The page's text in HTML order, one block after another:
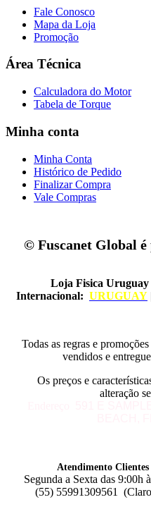
Fale Conosco
Mapa da Loja
Promoção
Área Técnica
Calculadora do Motor
Tabela de Torque
Minha conta
Minha Conta
Histórico de Pedido
Finalizar Compra
Vale Compras
© Fuscanet Global é
Loja Fisica Uruguay
Internacional: URUGUAY
Todas as regras e
vendidos e
Os preços e
alteração
Atendimento
Segunda a Sexta das
(55) 55991309561